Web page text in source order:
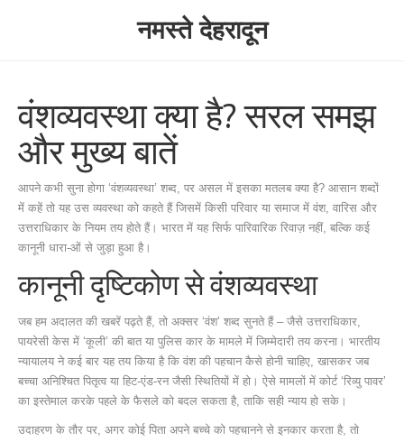
नमस्ते देहरादून
वंशव्यवस्था क्या है? सरल समझ
और मुख्य बातें
आपने कभी सुना होगा ‘वंशव्यवस्था’ शब्द, पर असल में इसका मतलब क्या है? आसान शब्दों
में कहें तो यह उस व्यवस्था को कहते हैं जिसमें किसी परिवार या समाज में वंश, वारिस और
उत्तराधिकार के नियम तय होते हैं। भारत में यह सिर्फ पारिवारिक रिवाज़ नहीं, बल्कि कई
कानूनी धारा‑ओं से जुड़ा हुआ है।
कानूनी दृष्टिकोण से वंशव्यवस्था
जब हम अदालत की खबरें पढ़ते हैं, तो अक्सर ‘वंश’ शब्द सुनते हैं – जैसे उत्तराधिकार,
पायरेसी केस में ‘कूली’ की बात या पुलिस कार के मामले में जिम्मेदारी तय करना। भारतीय
न्यायालय ने कई बार यह तय किया है कि वंश की पहचान कैसे होनी चाहिए, खासकर जब
बच्चा अनिश्चित पितृत्व या हिट‑एंड‑रन जैसी स्थितियों में हो। ऐसे मामलों में कोर्ट ‘रिव्यु पावर’
का इस्तेमाल करके पहले के फैसले को बदल सकता है, ताकि सही न्याय हो सके।
उदाहरण के तौर पर, अगर कोई पिता अपने बच्चे को पहचानने से इनकार करता है, तो